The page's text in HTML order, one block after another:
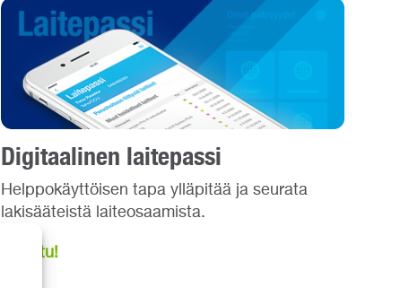
Digitaalinen laitepassi
Helppokäyttöisen tapa ylläpitää ja seurata
lakisääteistä laiteosaamista.
Tutustu!